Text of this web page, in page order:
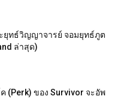
ยุทธ์วิญญาจารย์ จอมยุทธ์ภูต
ล่าสุด)
ค (Perk) ของ Survivor จะอัพ